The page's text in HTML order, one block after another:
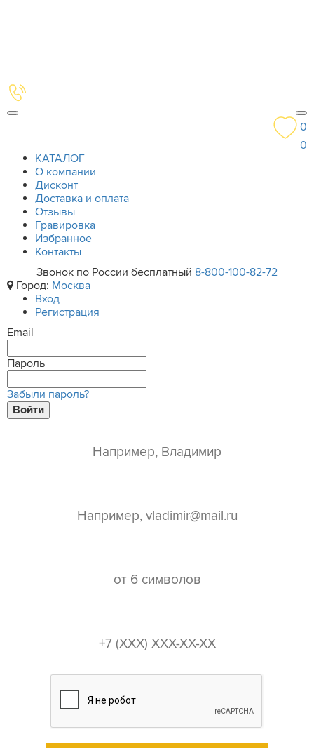
0
0
КАТАЛОГ
О компании
Дисконт
Доставка и оплата
Отзывы
Гравировка
Избранное
Контакты
Звонок по России бесплатный 8-800-100-82-72
Город: Москва
Вход
Регистрация
Email
Пароль
Забыли пароль?
Войти